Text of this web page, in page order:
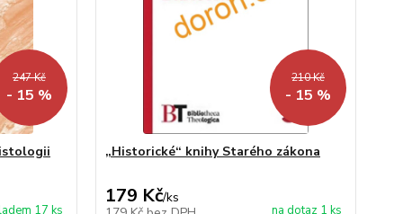
247 Kč
- 15 %
17 ks
210 Kč
- 15 %
„Historické“ knihy Starého zákona
179 Kč/ks
na dotaz 1 ks